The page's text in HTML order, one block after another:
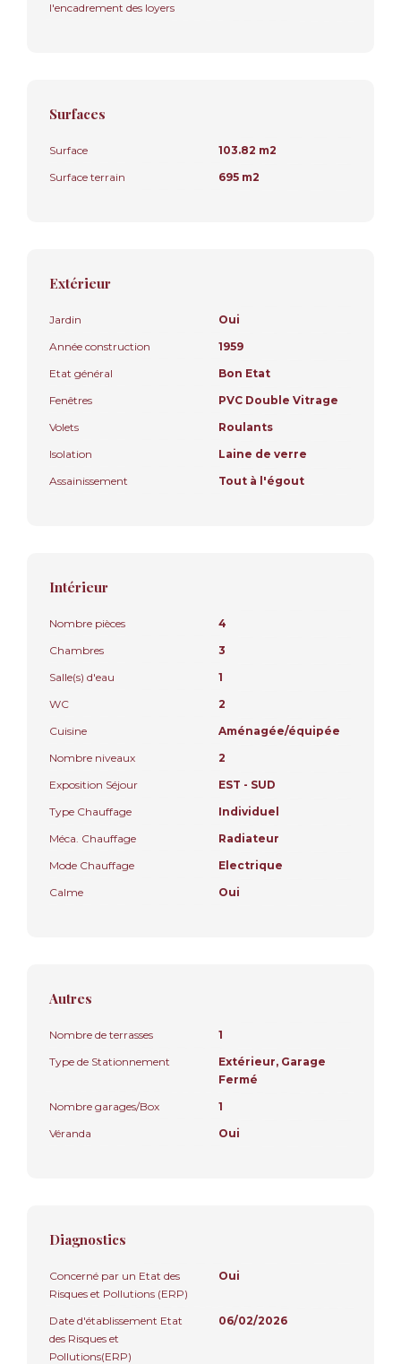
l'encadrement des loyers
Surfaces
Surface
103.82 m2
Surface terrain
695 m2
Extérieur
Jardin
Oui
Année construction
1959
Etat général
Bon Etat
Fenêtres
PVC Double Vitrage
Volets
Roulants
Isolation
Laine de verre
Assainissement
Tout à l'égout
Intérieur
Nombre pièces
4
Chambres
3
Salle(s) d'eau
1
WC
2
Cuisine
Aménagée/équipée
Nombre niveaux
2
Exposition Séjour
EST - SUD
Type Chauffage
Individuel
Méca. Chauffage
Radiateur
Mode Chauffage
Electrique
Calme
Oui
Autres
Nombre de terrasses
1
Type de Stationnement
Extérieur, Garage
Fermé
Nombre garages/Box
1
Véranda
Oui
Diagnostics
Concerné par un Etat des
Risques et Pollutions (ERP)
Oui
Date d'établissement Etat
des Risques et
Pollutions(ERP)
06/02/2026